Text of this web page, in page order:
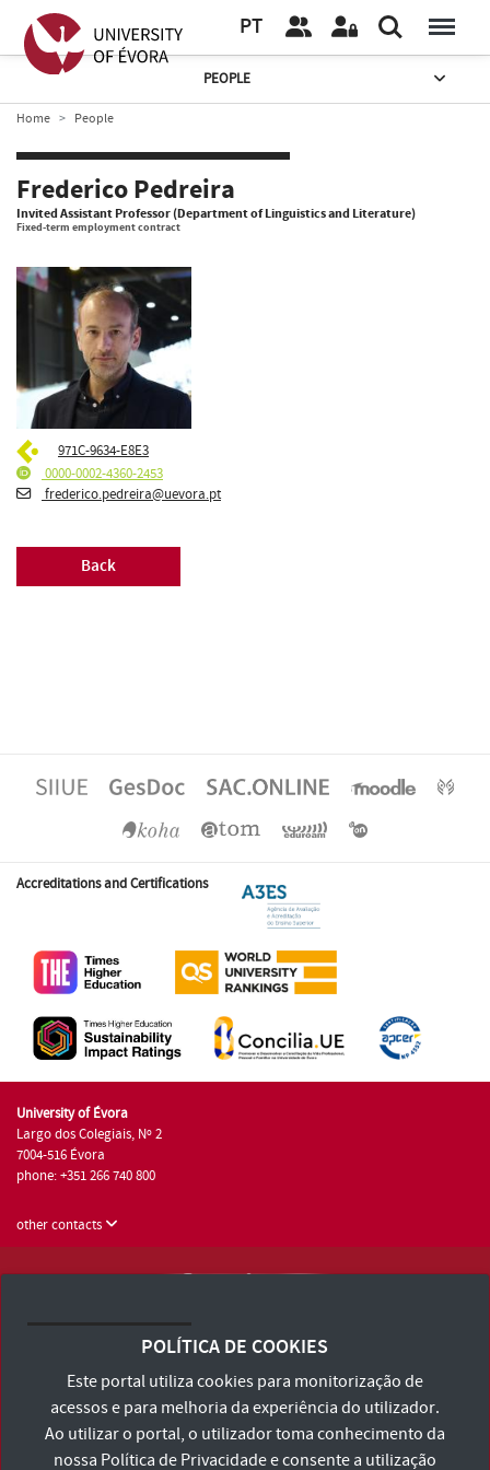
PT
PEOPLE
Home People
Frederico Pedreira
Invited Assistant Professor (Department of Linguistics and Literature)
Fixed-term employment contract
971C-9634-E8E3
0000-0002-4360-2453
frederico.pedreira@uevora.pt
Back
Accreditations and Certifications
University of Évora
Largo dos Colegiais, Nº 2
7004-516 Évora
phone: +351 266 740 800
other contacts
Terms and Conditions and Privacy Policy
Accessibility Statement
POLÍTICA DE COOKIES
Este portal utiliza cookies para monitorização de
acessos e para melhoria da experiência do utilizador.
Ao utilizar o portal, o utilizador toma conhecimento da
nossa Política de Privacidadee consente a utilização